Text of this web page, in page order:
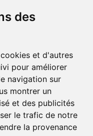
des
et d'autres
pour améliorer
navigation sur
montrer un
et des publicités
le trafic de notre
la provenance
digital de la pharmacie
Fliers.
parmi des milliers de
et choisissez le retrait
toute simplicité.